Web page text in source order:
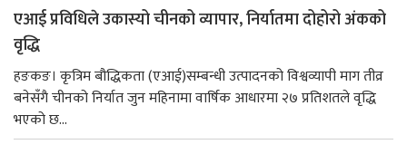
एआई प्रविधिले उकास्यो चीनको व्यापार, निर्यातमा दोहोरो अंकको
वृद्धि
हङकङ। कृत्रिम बौद्धिकता (एआई)सम्बन्धी उत्पादनको विश्वव्यापी माग तीव्र
बनेसँगै चीनको निर्यात जुन महिनामा वार्षिक आधारमा २७ प्रतिशतले वृद्धि
भएको छ...